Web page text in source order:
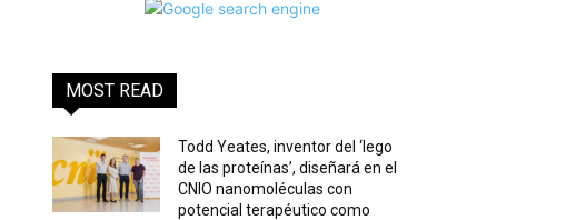
MOST READ
Todd Yeates, inventor del ‘lego
de las proteínas’, diseñará en el
CNIO nanomoléculas con
potencial terapéutico como